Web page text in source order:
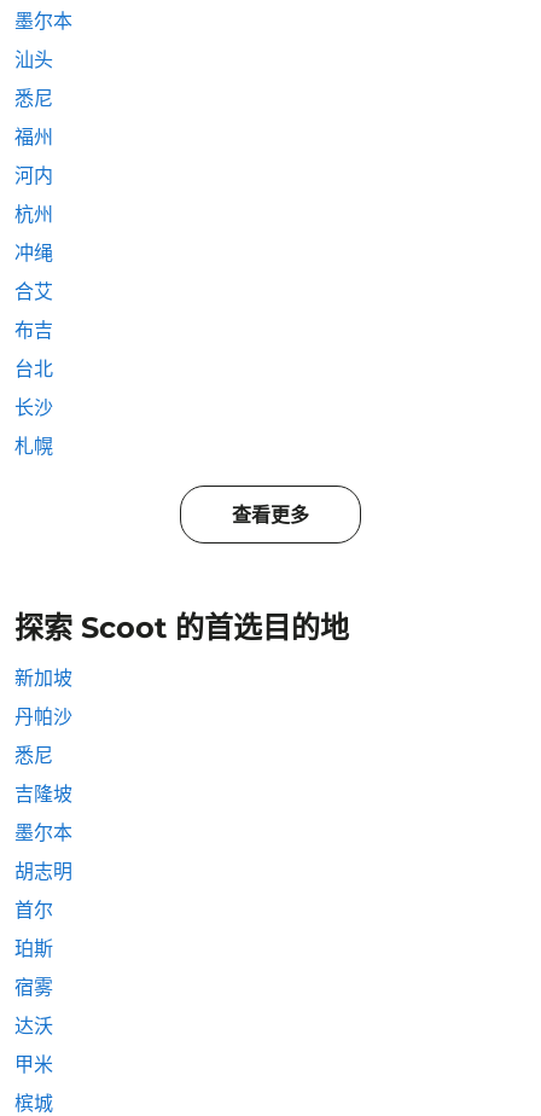
墨尔本
汕头
悉尼
福州
河内
杭州
冲绳
合艾
布吉
台北
长沙
札幌
查看更多
探索 Scoot 的首选目的地
新加坡
丹帕沙
悉尼
吉隆坡
墨尔本
胡志明
首尔
珀斯
宿雾
达沃
甲米
槟城